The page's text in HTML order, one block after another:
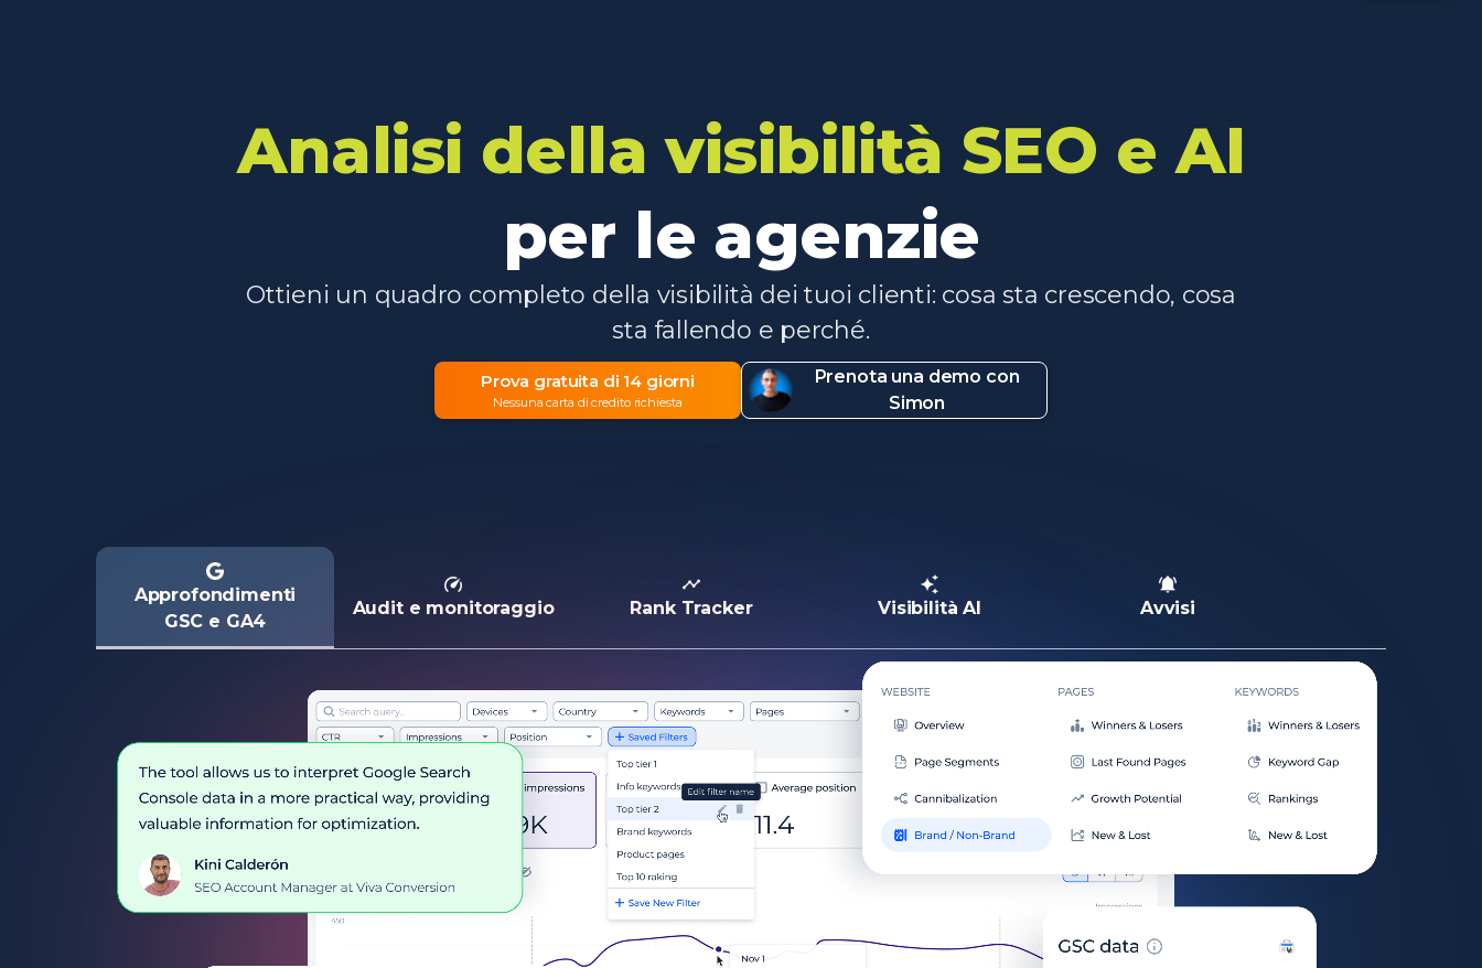
Analisi della visibilità SEO e AI
per le agenzie
Ottieni un quadro completo della visibilità dei tuoi clienti: cosa sta crescendo, cosa
sta fallendo e perché.
Prova gratuita di 14 giorni
Nessuna carta di credito richiesta
Prenota una demo con
Simon
Approfondimenti
GSC e GA4
Audit e monitoraggio Rank Tracker Visibilità AI Avvisi